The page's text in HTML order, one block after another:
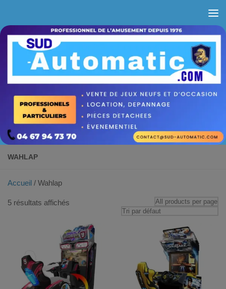
WAHLAP
Accueil / Wahlap
5 résultats affichés